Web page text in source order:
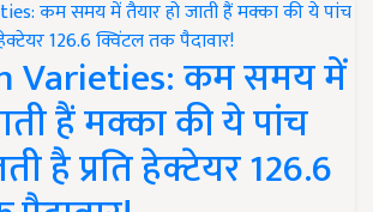
Varieties: कम समय में
हैं मक्का की ये पांच
है प्रति हेक्टेयर 126.6